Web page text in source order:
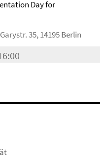
Day for
35, 14195 Berlin